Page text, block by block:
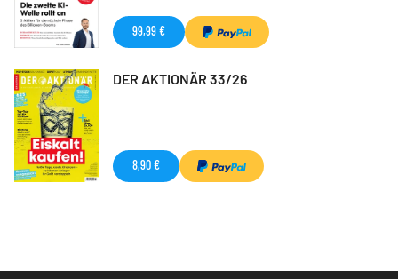
99,99 €
DER AKTIONÄR 33/26
8,90 €